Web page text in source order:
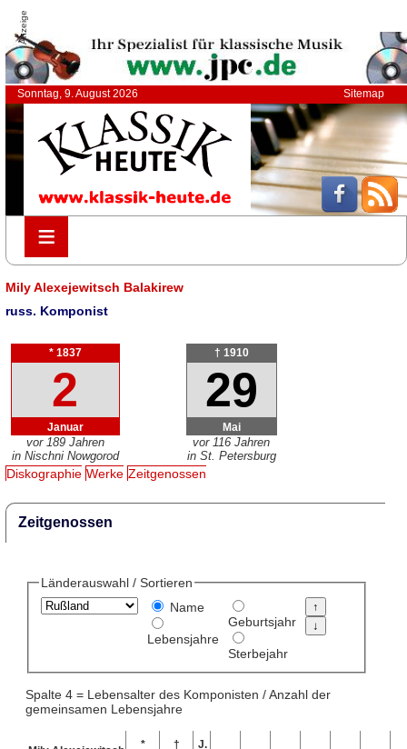
Anzeige
Sonntag, 9. August 2026 Sitemap
≡
≡
Mily Alexejewitsch Balakirew
russ. Komponist
* 1837
2
Januar
vor 189 Jahren
in Nischni Nowgorod
† 1910
29
Mai
vor 116 Jahren
in St. Petersburg
Diskographie Werke Zeitgenossen
Zeitgenossen
Länderauswahl / Sortieren
Name
Lebensjahre
Geburtsjahr
Sterbejahr
Spalte 4 = Lebensalter des Komponisten / Anzahl der
gemeinsamen Lebensjahre
*
†
J.